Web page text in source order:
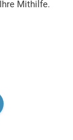
Mithilfe.